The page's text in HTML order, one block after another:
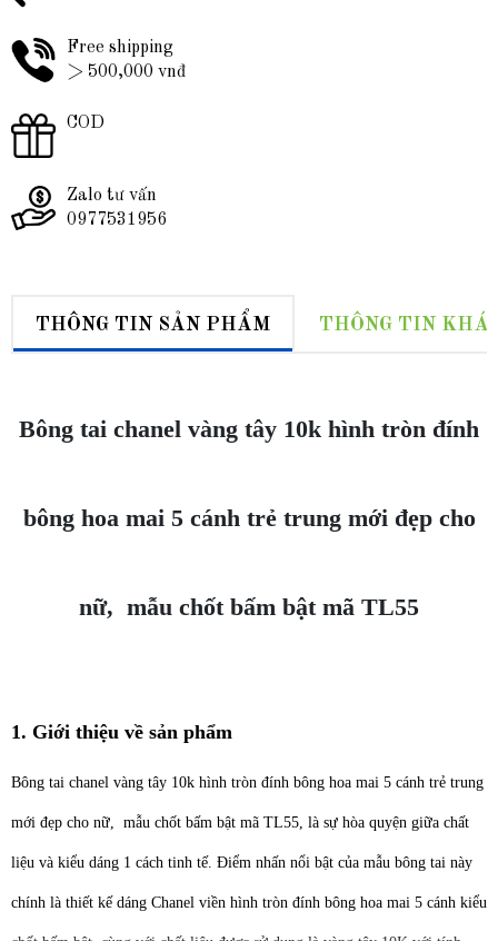
Free shipping
> 500,000 vnđ
COD
Zalo tư vấn
0977531956
THÔNG TIN SẢN PHẨM THÔNG TIN
Bông tai chanel vàng tây 10k hình tròn đính
bông hoa mai 5 cánh trẻ trung mới đẹp cho
nữ, mẫu chốt bấm bật mã TL55
1. Giới thiệu về sản phẩm
Bông tai chanel vàng tây 10k hình tròn đính bông hoa mai 5 cánh trẻ trung
mới đẹp cho nữ, mẫu chốt bấm bật mã TL55, là sự hòa quyện giữa chất
liệu và kiểu dáng 1 cách tinh tế. Điểm nhấn nổi bật của mẫu bông tai này
chính là thiết kế dáng Chanel viền hình tròn đính bông hoa mai 5 cánh kiểu